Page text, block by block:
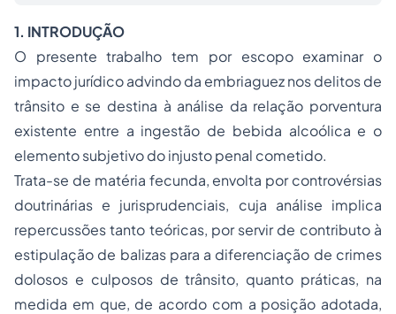
1. INTRODUÇÃO
O presente trabalho tem por escopo examinar o
impacto jurídico advindo da embriaguez nos delitos de
trânsito e se destina à análise da relação porventura
existente entre a ingestão de bebida alcoólica e o
elemento subjetivo do injusto penal cometido.
Trata-se de matéria fecunda, envolta por controvérsias
doutrinárias e jurisprudenciais, cuja análise implica
repercussões tanto teóricas, por servir de contributo à
estipulação de balizas para a diferenciação de crimes
dolosos e culposos de trânsito, quanto práticas, na
medida em que, de acordo com a posição adotada,